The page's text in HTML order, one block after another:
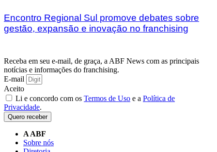
Encontro Regional Sul promove debates sobre
gestão, expansão e inovação no franchising
Receba em seu e-mail, de graça, a ABF News com as principais
notícias e informações do franchising.
E-mail
Aceito
Li e concordo com os Termos de Uso e a Política de
Privacidade.
Quero receber
A ABF
Sobre nós